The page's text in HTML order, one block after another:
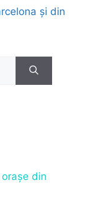
și din
din